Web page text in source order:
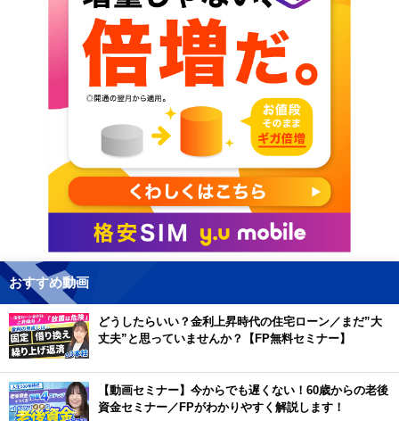
おすすめ動画
どうしたらいい？金利上昇時代の住宅ローン／まだ”大
丈夫”と思っていませんか？【FP無料セミナー】
【動画セミナー】今からでも遅くない！60歳からの老後
資金セミナー／FPがわかりやすく解説します！